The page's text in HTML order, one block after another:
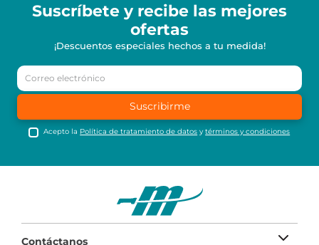
Suscríbete y recibe las mejores
ofertas
¡Descuentos especiales hechos a tu medida!
Suscribirme
Acepto la Política de tratamiento de datos ytérminos y condiciones
Contáctanos